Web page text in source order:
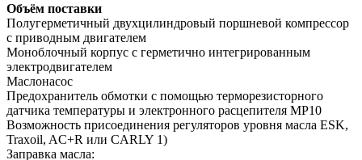
Объём поставки
Полугерметичный двухцилиндровый поршневой компрессор
с приводным двигателем
Моноблочный корпус с герметично интегрированным
электродвигателем
Mаслонасос
Предохранитель обмотки с помощью терморезисторного
датчика температуры и электронного расцепителя MP10
Возможность присоединения регуляторов уровня масла ESK,
Traxoil, AC+R или CARLY 1)
Заправка масла: